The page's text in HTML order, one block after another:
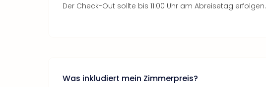
Der Check-Out sollte bis 11:00 Uhr am Abreisetag erfolgen.
Was inkludiert mein Zimmerpreis?